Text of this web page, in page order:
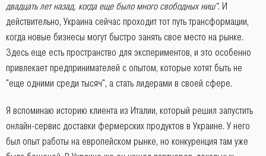
двадцать лет назад, когда еще было много свободных ниш". И
действительно, Украина сейчас проходит тот путь трансформации,
когда новые бизнесы могут быстро занять свое место на рынке.
Здесь еще есть пространство для экспериментов, и это особенно
привлекает предпринимателей с опытом, которые хотят быть не
"еще одними среди тысяч", а стать лидерами в своей сфере.
Я вспоминаю историю клиента из Италии, который решил запустить
онлайн-сервис доставки фермерских продуктов в Украине. У него
был опыт работы на европейском рынке, но конкуренция там уже